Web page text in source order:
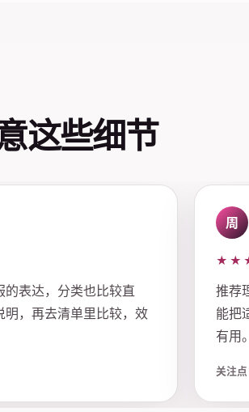
这些细节
的表达，分类也比较直
明，再去清单里比较，效
周
推荐
能把
有用。
关注